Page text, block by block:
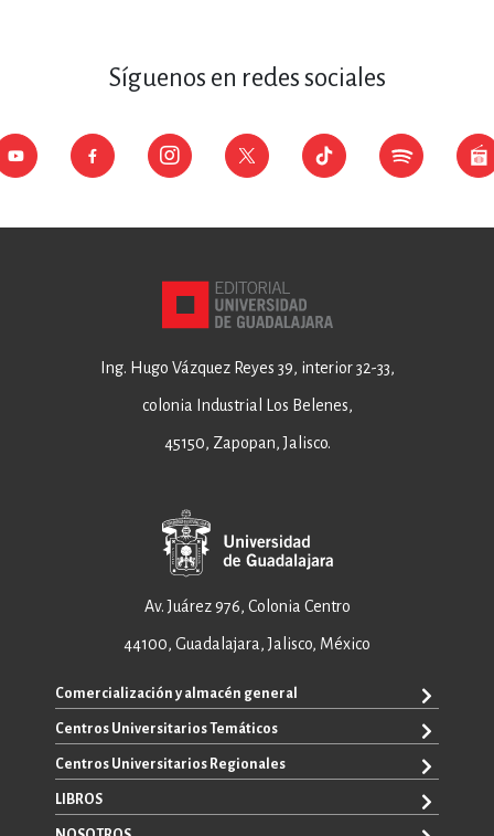
Síguenos en redes sociales
Ing. Hugo Vázquez Reyes 39, interior 32-33,
colonia Industrial Los Belenes,
45150, Zapopan, Jalisco.
Av. Juárez 976, Colonia Centro
44100, Guadalajara, Jalisco, México
Comercialización y almacén general
+52 33 3640 6326
+52 33 3640 4595
ventas@editorial.udg.mx
Centros Universitarios Temáticos
CUAAD
CUCEA
Centros Universitarios Regionales
CUALTOS
CUCHAPALA
LIBROS